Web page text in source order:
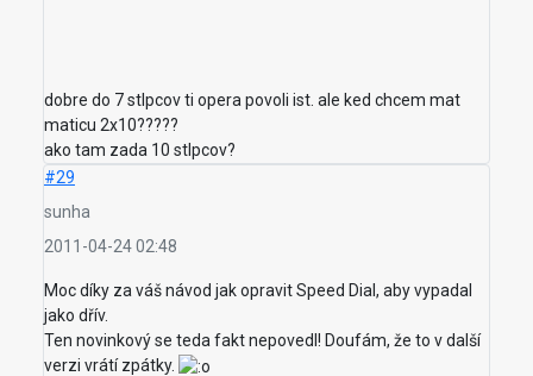
dobre do 7 stlpcov ti opera povoli ist. ale ked chcem mat
maticu 2x10?????
ako tam zada 10 stlpcov?
#29
sunha
2011-04-24 02:48
Moc díky za váš návod jak opravit Speed Dial, aby vypadal
jako dřív.
Ten novinkový se teda fakt nepovedl! Doufám, že to v další
verzi vrátí zpátky.